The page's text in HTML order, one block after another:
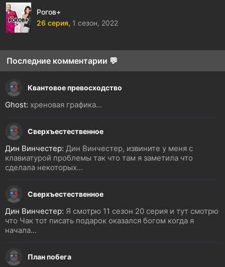
Рогов+
26 серия, 1 сезон, 2022
Последние комментарии 💬
Квантовое превосходство
Ghost: хреновая графика...
Сверхъестественное
Дин Винчестер: Дин Винчестер, извините у меня с
клавиатурой проблемы так что там я заметила что
сделала некоторых...
Сверхъестественное
Дин Винчестер: Я смотрю 11 сезон 20 серия и тут смотрю
что Чак тот писать подарок оказался богом когда я
начала...
План побега